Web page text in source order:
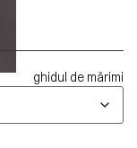
ghidul de mărimi